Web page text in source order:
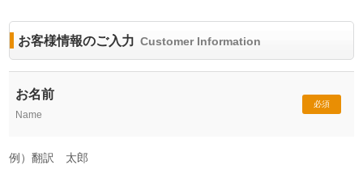
お客様情報のご入力 Customer Information
お名前
Name
必須
例）翻訳 太郎